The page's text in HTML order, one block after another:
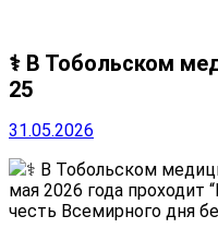
‍⚕️ В Тобольском
25
31.05.2026
‍⚕️ В Тобольском
мая 2026 года проходит
честь Всемирного дня